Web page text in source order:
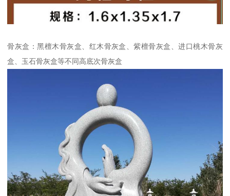
骨灰盒：黑檀木骨灰盒、红木骨灰盒、紫檀骨灰盒、进口桃木骨灰
盒、玉石骨灰盒等不同高底次骨灰盒